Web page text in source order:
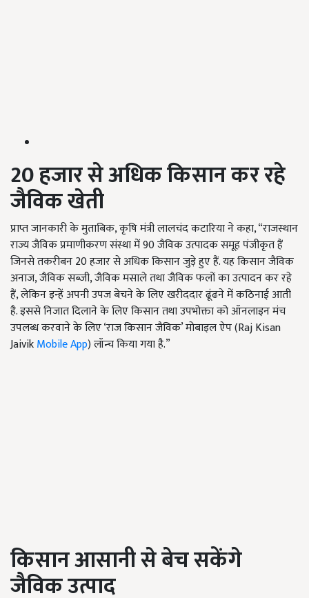
20 हजार से अधिक किसान कर रहे
जैविक खेती
प्राप्त जानकारी के मुताबिक, कृषि मंत्री लालचंद कटारिया ने कहा,“राजस्थान
राज्य जैविक प्रमाणीकरण संस्था में 90 जैविक उत्पादक समूह पंजीकृत हैं
जिनसे तकरीबन 20 हजार से अधिक किसान जुड़े हुए हैं. यह किसान जैविक
अनाज, जैविक सब्जी, जैविक मसाले तथा जैविक फलों का उत्पादन कर रहे
हैं, लेकिन इन्हें अपनी उपज बेचने के लिए खरीददार ढूंढने में कठिनाई आती
है. इससे निजात दिलाने के लिए किसान तथा उपभोक्ता को ऑनलाइन मंच
उपलब्ध करवाने के लिए ‘राज किसान जैविक’ मोबाइल ऐप (Raj Kisan
JaivikMobile App) लॉन्च किया गया है.”
किसान आसानी से बेच सकेंगे
जैविक उत्पाद